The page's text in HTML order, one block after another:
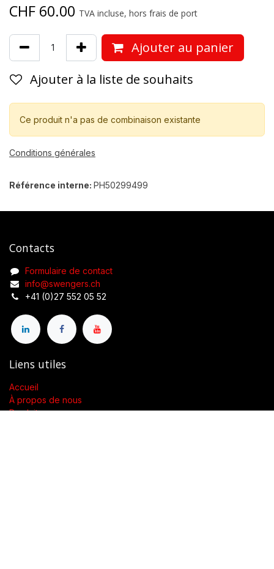
CHF 60.00 TVA incluse, hors frais de port
Ajouter au panier
Ajouter à la liste de souhaits
Ce produit n'a pas de combinaison existante
Conditions générales
Référence interne: PH50299499
Contacts
Formulaire de contact
info@swengers.ch
+41 (0)27 552 05 52
Liens utiles
Accueil
À propos de nous
Produits